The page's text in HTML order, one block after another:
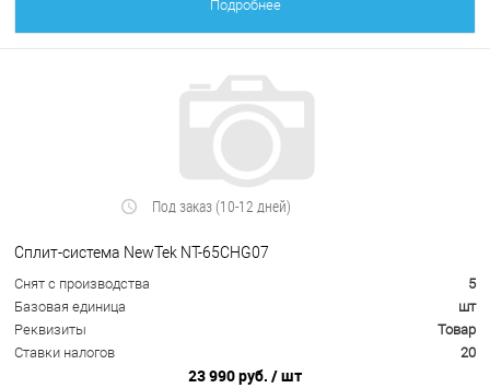
Подробнее
Под заказ (10-12 дней)
Сплит-система NewTek NT-65CHG07
Снят с производства
5
Базовая единица
шт
Реквизиты
Товар
Ставки налогов
20
23 990 руб. / шт